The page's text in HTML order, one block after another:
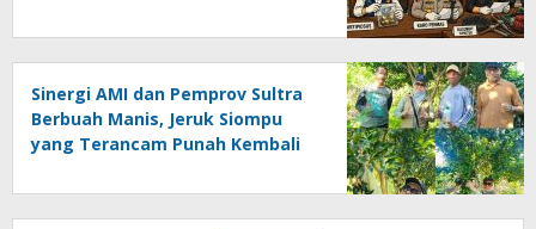
Sinergi AMI dan Pemprov Sultra
Berbuah Manis, Jeruk Siompu
yang Terancam Punah Kembali